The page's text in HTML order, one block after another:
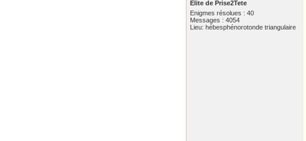
Elite de Prise2Tete
Enigmes résolues : 40
Messages : 4054
Lieu: hébesphénorotonde triangulaire